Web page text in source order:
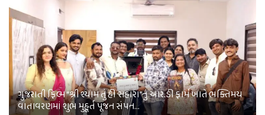
ગુજરાતી ફિલ્મ “શ્રી શ્યામ તું હી સહારા”નું આર.ડી ફાર્મ ખાતે ભક્તિમય
વાતાવરણમાં શુભ મુહૂર્ત પૂજન સંપન…